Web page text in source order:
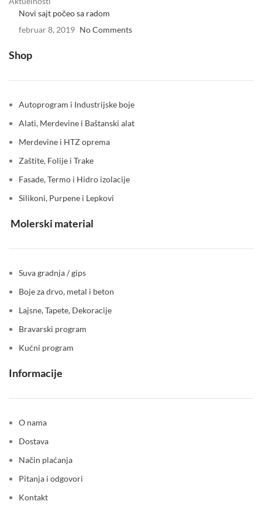
Novi sajt počeo sa radom
februar 8, 2019 No Comments
Shop
Autoprogram i Industrijske boje
Alati, Merdevine i Baštanski alat
Merdevine i HTZ oprema
Zaštite, Folije i Trake
Fasade, Termo i Hidro izolacije
Silikoni, Purpene i Lepkovi
Molerski material
Suva gradnja / gips
Boje za drvo, metal i beton
Lajsne, Tapete, Dekoracije
Bravarski program
Kućni program
Informacije
O nama
Dostava
Način plaćanja
Pitanja i odgovori
Kontakt